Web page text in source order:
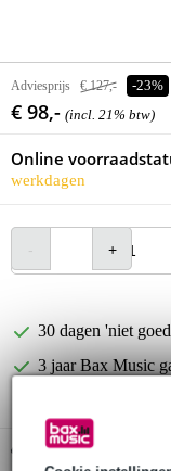
Adviesprijs € 127,- -23%
€ 98,- (incl. 21% btw)
Online
werkdagen
30 dagen 'niet
3 jaar Bax Music
Gratis ophalen in